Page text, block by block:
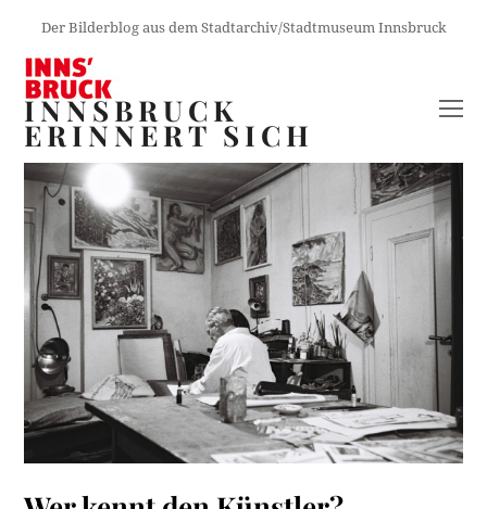
Der Bilderblog aus dem Stadtarchiv/Stadtmuseum Innsbruck
INNSBRUCK
ERINNERT SICH